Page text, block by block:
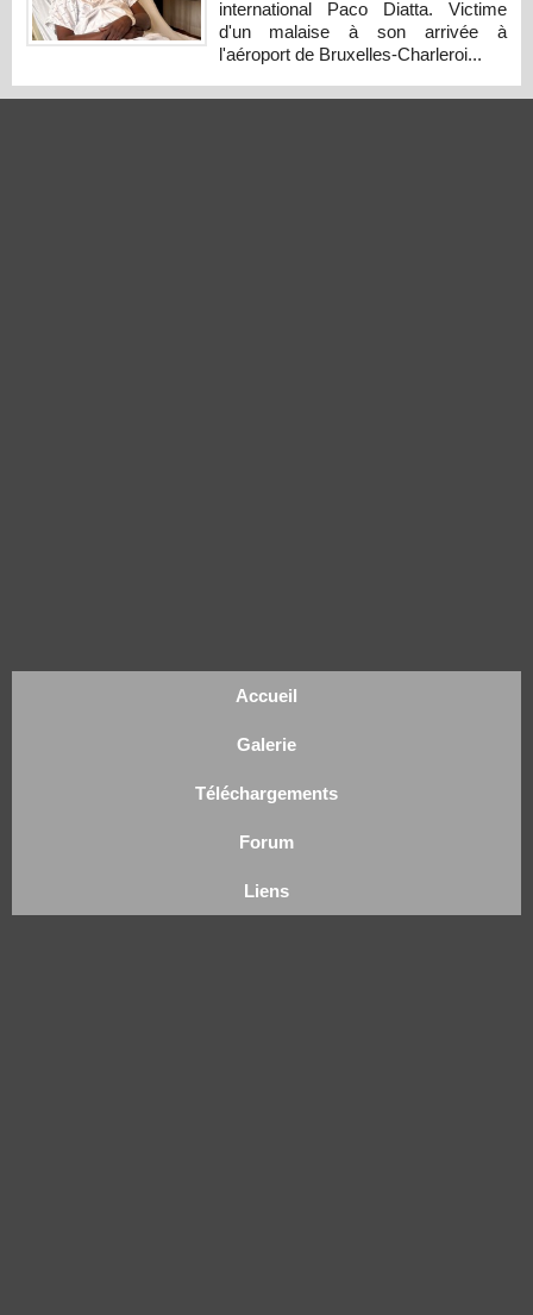
international Paco Diatta. Victime
d'un malaise à son arrivée à
l'aéroport de Bruxelles-Charleroi...
Accueil
Galerie
Téléchargements
Forum
Liens